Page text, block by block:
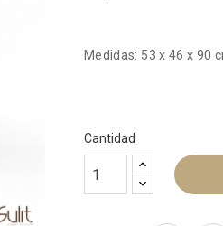
Medidas: 53 x 46 x 90
Cantidad